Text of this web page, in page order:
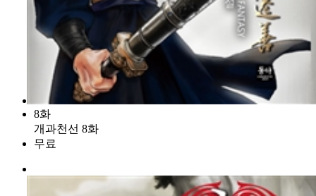
8화
개과천선 8화
무료